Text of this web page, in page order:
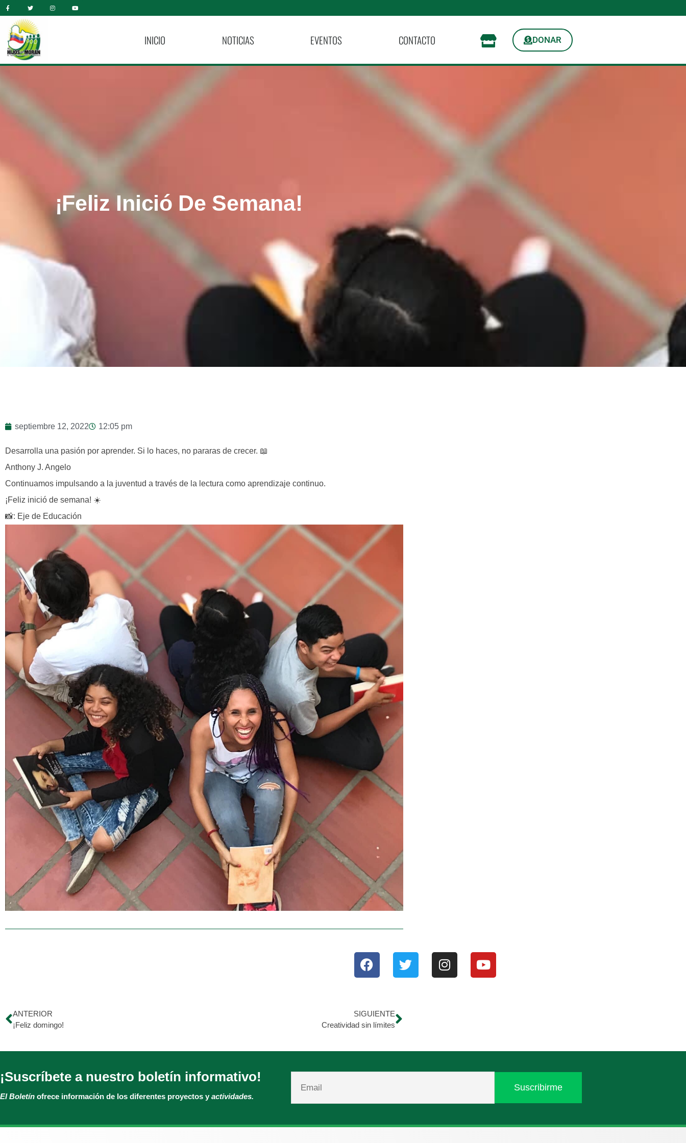
INICIO NOTICIAS EVENTOS CONTACTO DONAR
¡Feliz Inició De Semana!
septiembre 12, 2022 12:05 pm
Desarrolla una pasión por aprender. Si lo haces, no pararas de crecer. 📖
Anthony J. Angelo
Continuamos impulsando a la juventud a través de la lectura como aprendizaje continuo.
¡Feliz inició de semana! ☀️
📸: Eje de Educación
ANTERIOR
¡Feliz domingo!
SIGUIENTE
Creatividad sin límites
¡Suscríbete a nuestro boletín informativo!
El Boletín ofrece información de los diferentes proyectos y actividades.